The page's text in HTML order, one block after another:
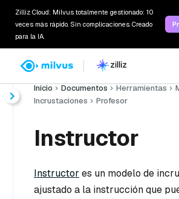
Zilliz Cloud: Milvus totalmente gestionado: 10
veces más rápido. Sin complicaciones. Creado
para la IA.
Inicio Documentos Herramientas
Incrustaciones
Profesor
Instructor
Instructor es un modelo de
ajustado a la instrucción que